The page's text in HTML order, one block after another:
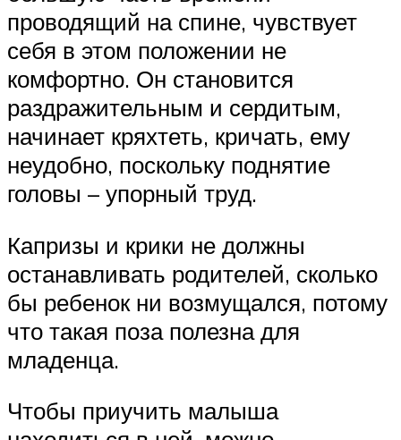
проводящий на спине, чувствует
себя в этом положении не
комфортно. Он становится
раздражительным и сердитым,
начинает кряхтеть, кричать, ему
неудобно, поскольку поднятие
головы – упорный труд.
Капризы и крики не должны
останавливать родителей, сколько
бы ребенок ни возмущался, потому
что такая поза полезна для
младенца.
Чтобы приучить малыша